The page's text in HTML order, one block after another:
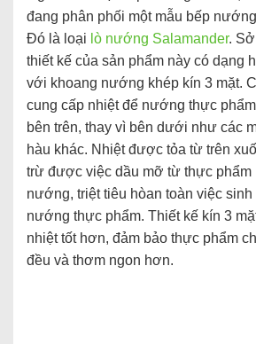
đang phân phối một mẫu bếp
Đó là loại lò nướng Salamander.
thiết kế của sản phẩm này có dạng
với khoang nướng khép kín 3 mặt.
cung cấp nhiệt để nướng thực
bên trên, thay vì bên dưới như các
hàu khác. Nhiệt được tỏa từ trên
trừ được việc dầu mỡ từ thực phẩm
nướng, triệt tiêu hòan toàn việc sinh
nướng thực phẩm. Thiết kế kín 3
nhiệt tốt hơn, đảm bảo thực phẩm
đều và thơm ngon hơn.